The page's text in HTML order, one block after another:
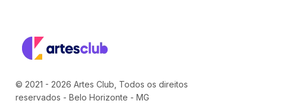
© 2021 - 2026 Artes Club, Todos os direitos
reservados - Belo Horizonte - MG